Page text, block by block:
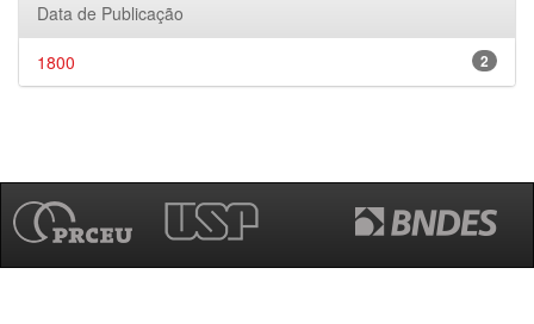
Data de Publicação
2
1800